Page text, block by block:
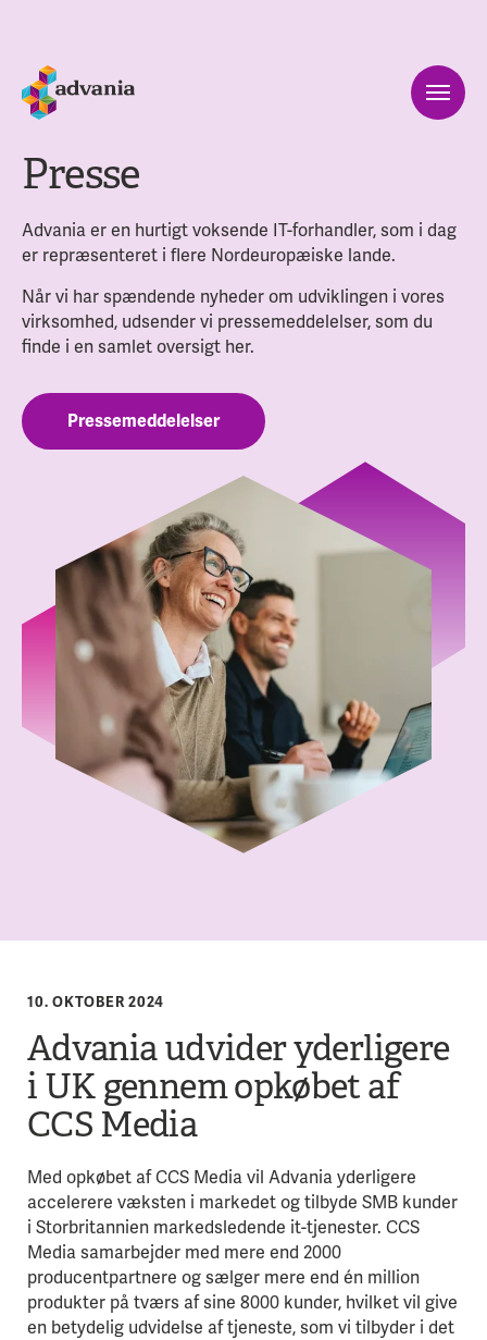
Presse
Advania er en hurtigt voksende IT-forhandler, som i dag
er repræsenteret i flere Nordeuropæiske lande.
Når vi har spændende nyheder om udviklingen i vores
virksomhed, udsender vi pressemeddelelser, som du
finde i en samlet oversigt her.
Pressemeddelelser
10. OKTOBER 2024
Advania udvider yderligere
i UK gennem opkøbet af
CCS Media
Med opkøbet af CCS Media vil Advania yderligere
accelerere væksten i markedet og tilbyde SMB kunder
i Storbritannien markedsledende it-tjenester. CCS
Media samarbejder med mere end 2000
producentpartnere og sælger mere end én million
produkter på tværs af sine 8000 kunder, hvilket vil give
en betydelig udvidelse af tjeneste, som vi tilbyder i det